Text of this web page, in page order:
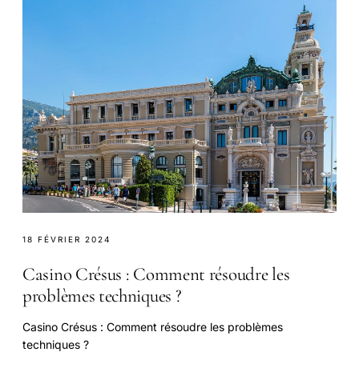
18 FÉVRIER 2024
Casino Crésus : Comment résoudre les
problèmes techniques ?
Casino Crésus : Comment résoudre les problèmes
techniques ?